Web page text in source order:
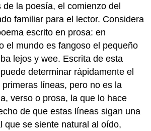
de la poesía, el comienzo del
familiar para el lector. Considera
escrito en prosa: en
el mundo es fangoso el pequeño
lejos y wee. Escrita de esta
determinar rápidamente el
líneas, pero no es la
verso o prosa, la que lo hace
de que estas líneas sigan una
que se siente natural al oído,